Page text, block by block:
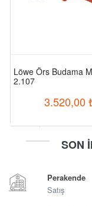
Löwe Örs Budama
2.107
3.520,00
SON
Perakende
Satış